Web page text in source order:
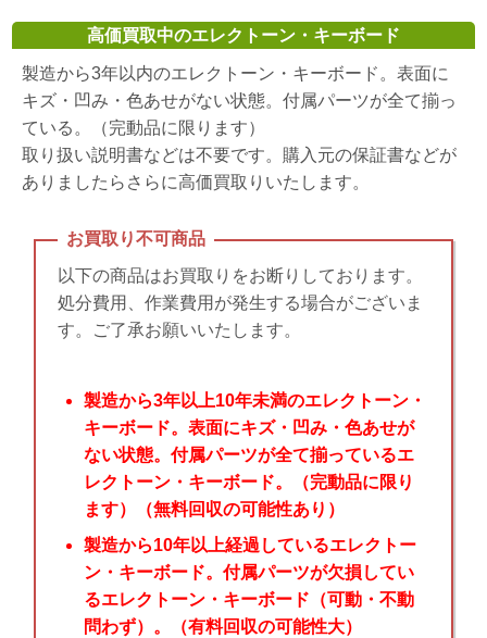
高価買取中のエレクトーン・キーボード
製造から3年以内のエレクトーン・キーボード。表面に
キズ・凹み・色あせがない状態。付属パーツが全て揃っ
ている。（完動品に限ります）
取り扱い説明書などは不要です。購入元の保証書などが
ありましたらさらに高価買取りいたします。
お買取り不可商品
以下の商品はお買取りをお断りしております。
処分費用、作業費用が発生する場合がございま
す。ご了承お願いいたします。
製造から3年以上10年未満のエレクトーン・
キーボード。表面にキズ・凹み・色あせが
ない状態。付属パーツが全て揃っているエ
レクトーン・キーボード。（完動品に限り
ます）（無料回収の可能性あり）
製造から10年以上経過しているエレクトー
ン・キーボード。付属パーツが欠損してい
るエレクトーン・キーボード（可動・不動
問わず）。（有料回収の可能性大）